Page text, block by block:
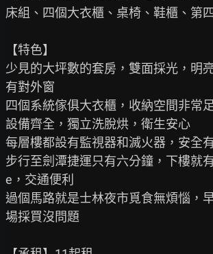
床組、四個大衣櫃、桌椅、鞋櫃、第
【特色】
少見的大坪數的套房，雙面採光，明
有對外窗
四個系統傢俱大衣櫃，收納空間非常
設備齊全，獨立洗脫烘，衛生安心
每層樓都設有監視器和滅火器，安全
步行至劍潭捷運只有六分鐘，下樓就
e，交通便利
過個馬路就是士林夜市覓食無煩惱，
場採買沒問題